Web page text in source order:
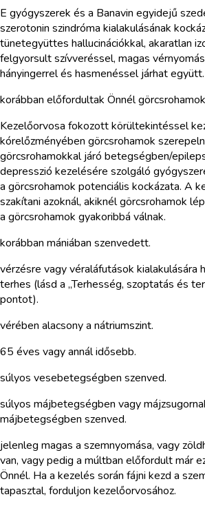
E gyógyszerek és a Banavin egyidejű
szerotonin szindróma kialakulásának
tünetegyüttes hallucinációkkal, akaratlan
felgyorsult szívveréssel, magas
hányingerrel és hasmenéssel járhat együtt.
korábban előfordultak Önnél
Kezelőorvosa fokozott körültekintéssel
kórelőzményében görcsrohamok
görcsrohamokkal járó betegségben/
depresszió kezelésére szolgáló
a görcsrohamok potenciális kockázata. A
szakítani azoknál, akiknél görcsrohamok
a görcsrohamok gyakoribbá válnak.
korábban mániában szenvedett.
vérzésre vagy véraláfutások kialakulására
terhes (lásd a „Terhesség, szoptatás és
pontot).
vérében alacsony a nátriumszint.
65 éves vagy annál idősebb.
súlyos vesebetegségben szenved.
súlyos májbetegségben vagy
májbetegségben szenved.
jelenleg magas a szemnyomása, vagy
van, vagy pedig a múltban előfordult már
Önnél. Ha a kezelés során fájni kezd a
tapasztal, forduljon kezelőorvosához.